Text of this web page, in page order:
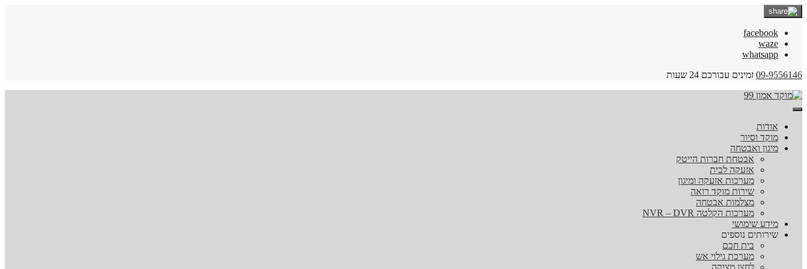
facebook
waze
whatsapp
09-9556146 זמינים עבורכם 24 שעות
אודות
מוקד וסיור
מיגון ואבטחה
אבטחת חברות הייטק
אזעקה לבית
מערכות אזעקה ומיגון
שירות מוקד רואה
מצלמות אבטחה
מערכות הקלטה NVR – DVR
מידע שימושי
שירותים נוספים
בית חכם
מערכת גילוי אש
לחצן מצוקה